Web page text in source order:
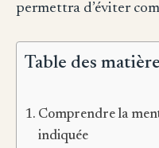
permettra d’éviter
Table des
Comprendre la
indiquée